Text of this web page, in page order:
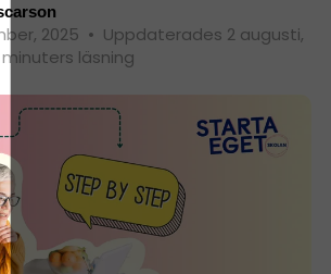
2025 • Uppdaterades 2 augusti,
läsning